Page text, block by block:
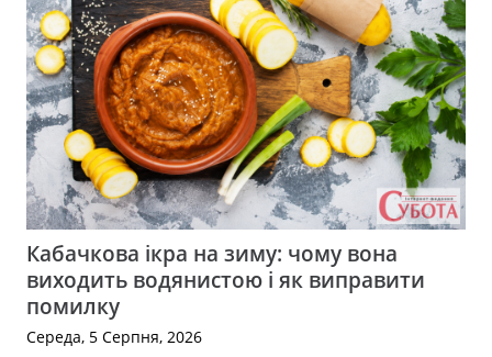
Кабачкова ікра на зиму: чому вона
виходить водянистою і як виправити
помилку
Середа, 5 Серпня, 2026